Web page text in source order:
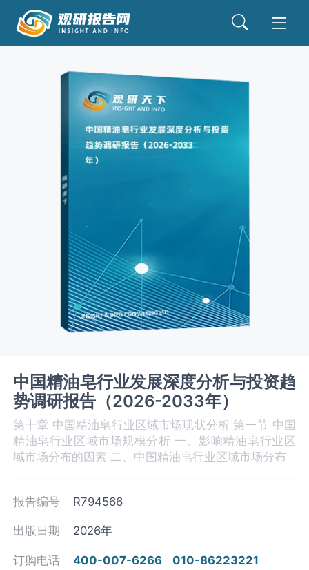
中国精油皂行业发展深度分析与投资趋
势调研报告（2026-2033年）
第十章 中国精油皂‌‌‌行业区域市场现状分析 第一节 中国
精油皂行业区域市场规模分析 一、影响精油皂‌‌‌行业区
域市场分布的因素 二、中国精油皂‌‌‌行业区域市场分布
报告编号 R794566
出版日期 2026年
订购电话 400-007-6266 010-86223221